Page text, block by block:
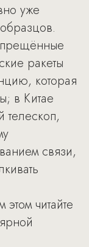
уже
ракеты
которая
в Китае
телескоп,
связи,
читайте